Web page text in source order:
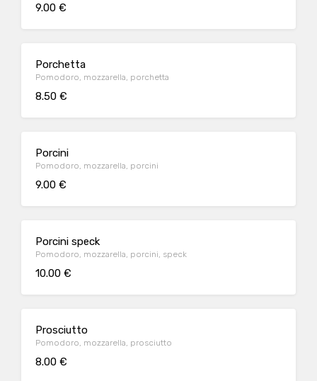
9.00 €
Porchetta
Pomodoro, mozzarella, porchetta
8.50 €
Porcini
Pomodoro, mozzarella, porcini
9.00 €
Porcini speck
Pomodoro, mozzarella, porcini, speck
10.00 €
Prosciutto
Pomodoro, mozzarella, prosciutto
8.00 €